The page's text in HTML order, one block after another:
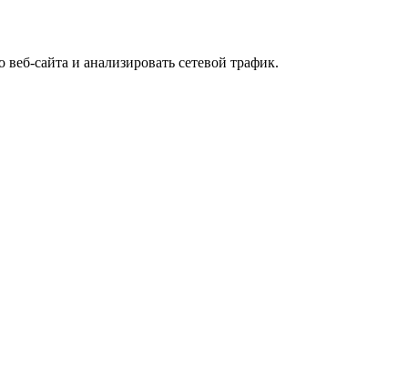
сайта и анализировать сетевой трафик.